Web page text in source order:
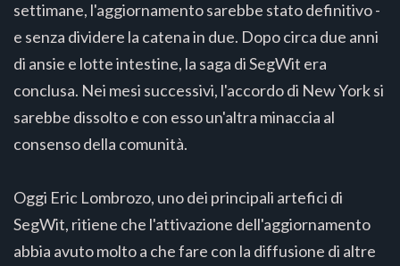
settimane, l'aggiornamento sarebbe stato definitivo -
e senza dividere la catena in due. Dopo circa due anni
di ansie e lotte intestine, la saga di SegWit era
conclusa. Nei mesi successivi, l'accordo di New York si
sarebbe dissolto e con esso un'altra minaccia al
consenso della comunità.
Oggi Eric Lombrozo, uno dei principali artefici di
SegWit, ritiene che l'attivazione dell'aggiornamento
abbia avuto molto a che fare con la diffusione di altre